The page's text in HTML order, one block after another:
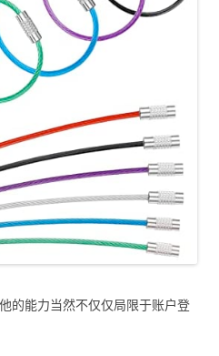
的能力当然不仅仅局限于账户登